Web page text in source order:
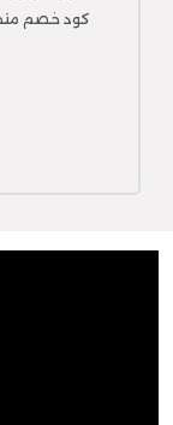
كود خصم